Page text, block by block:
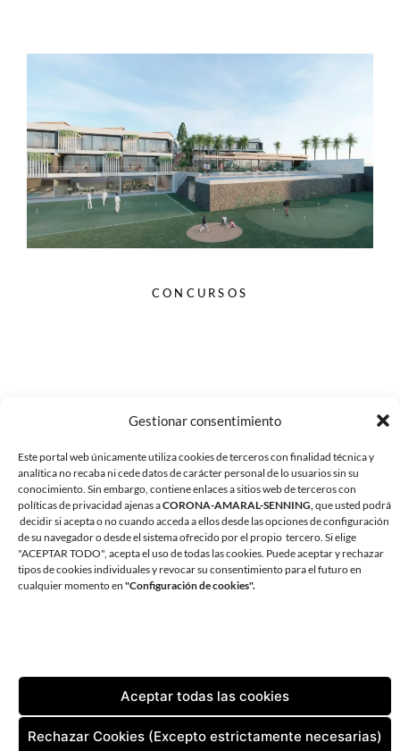
Gestionar consentimiento
Este portal web únicamente utiliza cookies de terceros con finalidad técnica y
analítica no recaba ni cede datos de carácter personal de lo usuarios sin su
conocimiento. Sin embargo, contiene enlaces a sitios web de terceros con
políticas de privacidad ajenas aCORONA-AMARAL-SENNING,que usted podrá
decidir si acepta o no cuando acceda a ellos desde las opciones de configuración
de su navegador o desde el sistema ofrecido por el propio tercero. Si elige
"ACEPTAR TODO", acepta el uso de todas las cookies. Puede aceptar y rechazar
tipos de cookies individuales y revocar su consentimiento para el futuro en
cualquier momento en "Configuración de cookies".
Aceptar todas las cookies
Rechazar Cookies (Excepto estrictamente necesarias)
CONCURSOS
CORONA AMARAL SENNING ARQUITECTURA
CONTACTO AVISO LEGAL
POLÍTICA DE PRIVACIDAD
POLÍTICA DE COOKIES (UE)